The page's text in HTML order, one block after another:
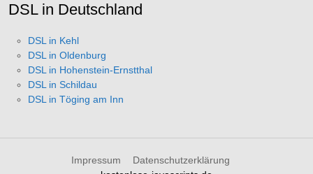
DSL in Deutschland
DSL in Kehl
DSL in Oldenburg
DSL in Hohenstein-Ernstthal
DSL in Schildau
DSL in Töging am Inn
Impressum
Datenschutzerklärung